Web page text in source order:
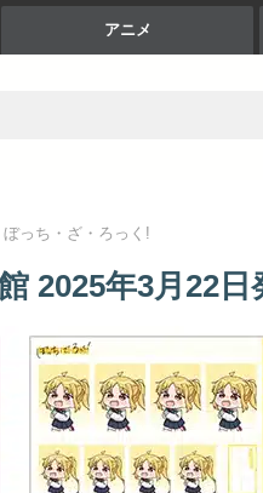
アニメ
ぼっち・ざ・ろっく!
2025年3月22日